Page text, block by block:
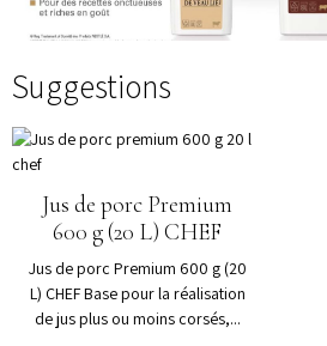
Suggestions
Jus de porc Premium
600 g (20 L) CHEF
Jus de porc Premium 600 g (20
L) CHEF Base pour la réalisation
de jus plus ou moins corsés,...